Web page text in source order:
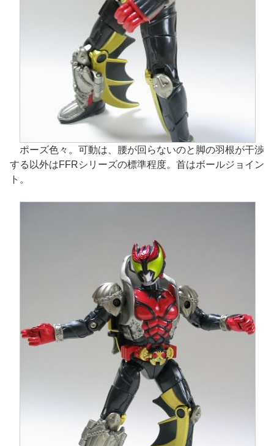
ポーズ色々。可動は、腰が回らないのと脚の羽根が干渉
する以外はFFRシリーズの標準程度。首はボールジョイン
ト。